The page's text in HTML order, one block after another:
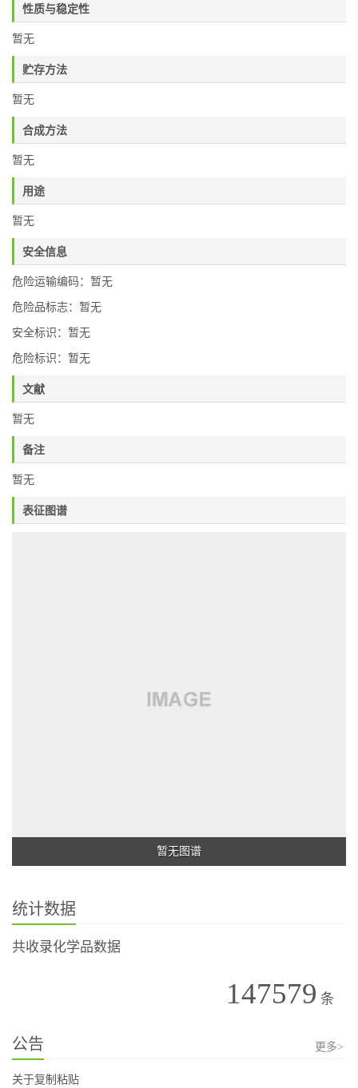
性质与稳定性
暂无
贮存方法
暂无
合成方法
暂无
用途
暂无
安全信息
危险运输编码：暂无
危险品标志：暂无
安全标识：暂无
危险标识：暂无
文献
暂无
备注
暂无
表征图谱
暂无图谱
统计数据
共收录化学品数据
147579 条
公告 更多>
关于复制粘贴